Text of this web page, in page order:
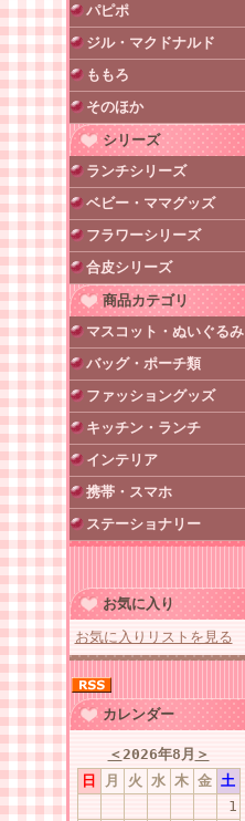
パピポ
ジル・マクドナルド
ももろ
そのほか
シリーズ
ランチシリーズ
ベビー・ママグッズ
フラワーシリーズ
合皮シリーズ
商品カテゴリ
マスコット・ぬいぐるみ
バッグ・ポーチ類
ファッショングッズ
キッチン・ランチ
インテリア
携帯・スマホ
ステーショナリー
お気に入り
お気に入りリストを見る
カレンダー
＜ 2026年8月 ＞
日
月 火 水 木 金 土
1